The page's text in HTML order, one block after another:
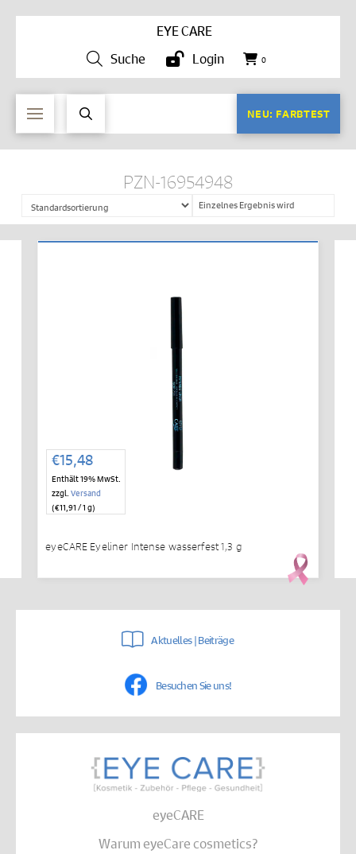
EYE CARE
Suche
Login 0
NEU: FARBTEST
PZN-16954948
Einzelnes Ergebnis wird
angezeigt
€15,48
Enthält 19% MwSt.
zzgl. Versand
(€11,91 / 1 g)
eyeCARE Eyeliner Intense wasserfest 1,3 g
Aktuelles | Beiträge
Besuchen Sie uns!
eyeCARE
Warum eyeCare cosmetics?